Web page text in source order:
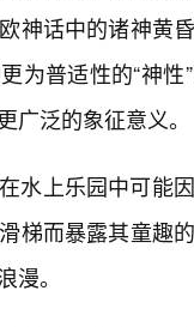
神话中的诸神黄
为普适性的“神
广泛的象征意义。
水上乐园中可能
梯而暴露其童趣
漫。